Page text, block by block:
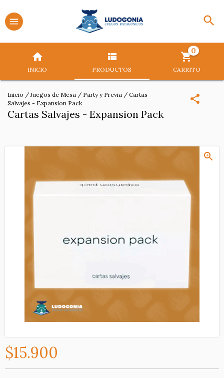
INICIO PRODUCTOS CARRITO
0
Inicio / Juegos de Mesa / Party y Previa / Cartas
Salvajes - Expansion Pack
Cartas Salvajes - Expansion Pack
$15.900